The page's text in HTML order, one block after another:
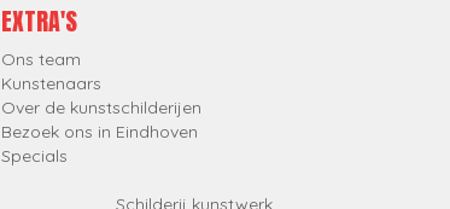
EXTRA'S
Ons team
Kunstenaars
Over de kunstschilderijen
Bezoek ons in Eindhoven
Specials
Schilderij kunstwerk